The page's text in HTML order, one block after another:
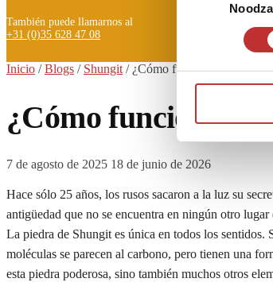
También puede llamarnos al
+31 (0)35 628 47 08
Inicio /Blogs / Shungit / ¿Cómo funciona Shungit?
¿Cómo funciona la
7 de agosto de 2025 18 de junio de 2026
Hace sólo 25 años, los rusos sacaron a la luz su
antigüedad que no se encuentra en ningún otro
La piedra de Shungit es única en todos los sentidos.
moléculas se parecen al carbono, pero tienen una
esta piedra poderosa, sino también muchos otros